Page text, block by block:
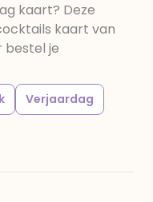
kaart? Deze
kaart van
bestel je
Verjaardag